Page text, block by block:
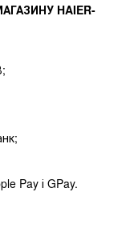
HAIER-
Pay і GPay.